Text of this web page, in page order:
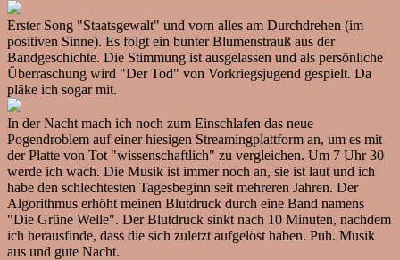
Erster Song "Staatsgewalt" und vorn alles am Durchdrehen (im
positiven Sinne). Es folgt ein bunter Blumenstrauß aus der
Bandgeschichte. Die Stimmung ist ausgelassen und als persönliche
Überraschung wird "Der Tod" von Vorkriegsjugend gespielt. Da
pläke ich sogar mit.
In der Nacht mach ich noch zum Einschlafen das neue
Pogendroblem auf einer hiesigen Streamingplattform an, um es mit
der Platte von Tot "wissenschaftlich" zu vergleichen. Um 7 Uhr 30
werde ich wach. Die Musik ist immer noch an, sie ist laut und ich
habe den schlechtesten Tagesbeginn seit mehreren Jahren. Der
Algorithmus erhöht meinen Blutdruck durch eine Band namens
"Die Grüne Welle". Der Blutdruck sinkt nach 10 Minuten, nachdem
ich herausfinde, dass die sich zuletzt aufgelöst haben. Puh. Musik
aus und gute Nacht.